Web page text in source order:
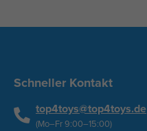
Schneller Kontakt
top4toys@top4toys.de
(Mo–Fr 9:00–15:00)